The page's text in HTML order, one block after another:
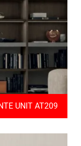
UNIT AT209